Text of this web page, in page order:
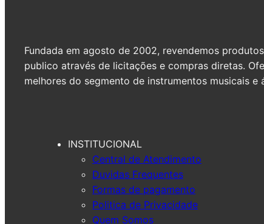
Fundada em agosto de 2002, revendemos
publico através de licitações e compras diretas.
melhores do segmento de instrumentos musicais
INSTITUCIONAL
Central de Atendimento
Duvidas Frequentes
Formas de pagamento
Politica de Privacidade
Quem Somos